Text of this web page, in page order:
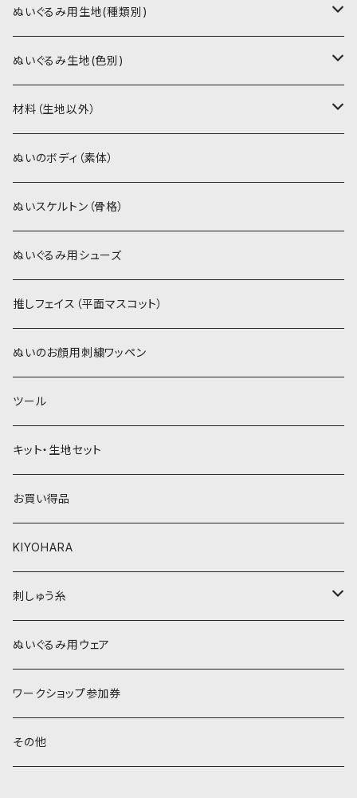
書籍（紙の本）
PDFデータ（ダウンロード）
ぬいぐるみ用生地(種類別)
ソフトボア（短毛）
ソフトボア（5mm）
ぬいトリコット
スキンカラー生地
カーリーベルボア
パウダーボア（4mm）
ウィッグボア（8cm）
ぬいぐるみ生地(色別)
ソフトボア
スキンカラー系
白系
黄色・クリーム系
ベージュ・ブラウン系
ぬいトリコット
スキンカラー系
白系
黄色・クリーム系
ベージュ・ブラウン系
材料（生地以外）
アイロン接着シート
ステッチカラー
ミニワッペン
リボン
ぬいのボディ（素体）
ぬいスケルトン（骨格）
ぬいぐるみ用シューズ
推しフェイス（平面マスコット）
ぬいのお顔用刺繍ワッペン
ツール
キット・生地セット
お買い得品
KIYOHARA
刺しゅう糸
COSMO 25番刺しゅう糸
ぬいぐるみ用ウェア
ワークショップ参加券
その他